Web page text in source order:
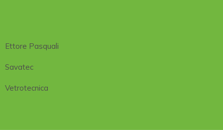
Ettore Pasquali
Savatec
Vetrotecnica